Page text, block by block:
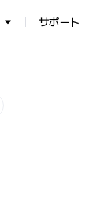
サポート